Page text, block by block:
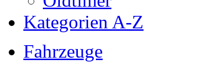
Kategorien A-Z
Fahrzeuge